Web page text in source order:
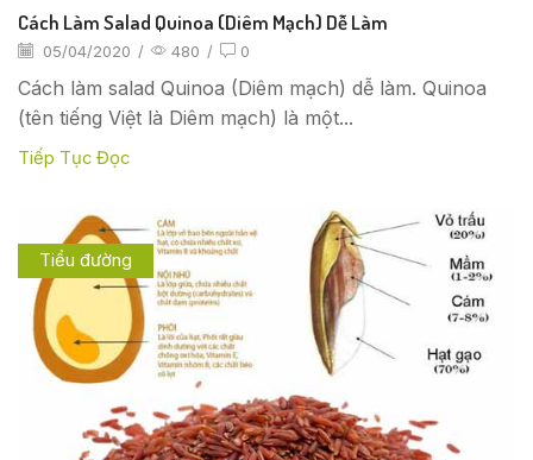
Cách Làm Salad Quinoa (Diêm Mạch) Dễ Làm
05/04/2020 / 480 / 0
Cách làm salad Quinoa (Diêm mạch) dễ làm. Quinoa
(tên tiếng Việt là Diêm mạch) là một...
Tiếp Tục Đọc
Tiểu đường